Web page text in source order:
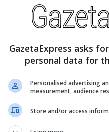
GazetaExpress asks
personal data for
Personalised advertising
measurement, audience
Store and/or access